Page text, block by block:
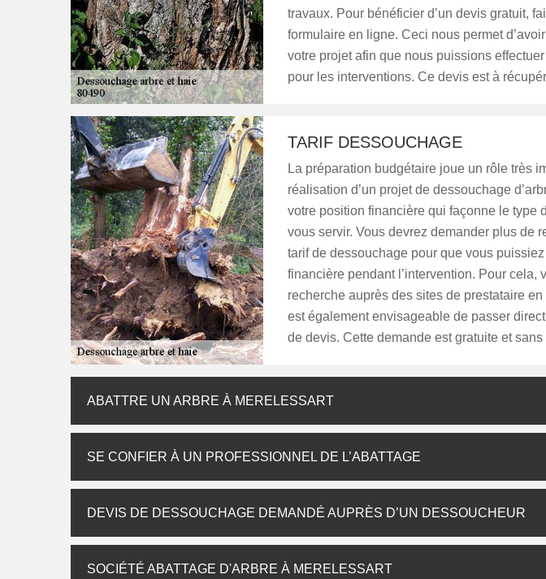
travaux. Pour bénéficier d’un devis gratuit,
formulaire en ligne. Ceci nous permet
votre projet afin que nous puissions
pour les interventions. Ce devis est à
TARIF DESSOUCHAGE
La préparation budgétaire joue un rôle très
réalisation d’un projet de dessouchage
votre position financière qui façonne le type
vous servir. Vous devrez demander plus de
tarif de dessouchage pour que vous
financière pendant l’intervention. Pour cela,
recherche auprès des sites de prestataire
est également envisageable de passer
de devis. Cette demande est gratuite et
ABATTRE UN ARBRE À MERELESSART
SE CONFIER À UN PROFESSIONNEL DE L’ABATTAGE
DEVIS DE DESSOUCHAGE DEMANDÉ AUPRÈS D’UN DESSOUCHEUR
SOCIÉTÉ ABATTAGE D'ARBRE À MERELESSART